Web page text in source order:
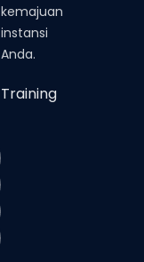
kemajuan
instansi
Anda.
Training